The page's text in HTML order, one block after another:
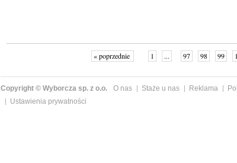
« poprzednie 1 ... 97 98 99
Copyright © Wyborcza sp. z o.o. O nas Staże u nas Reklama
Ustawienia prywatności